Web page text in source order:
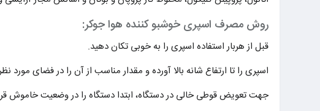
روش مصرف اسپری خوشبو کننده هوا جوکر:
قبل از هربار استفاده اسپری را به خوبی تکان دهید.
اسپری را تا ارتفاع شانه بالا آورده و مقدار مناسب از آن را در فضای مورد
جهت تعویض قوطی خالی در دستگاه، ابتدا دستگاه را در وضعیت خاموش